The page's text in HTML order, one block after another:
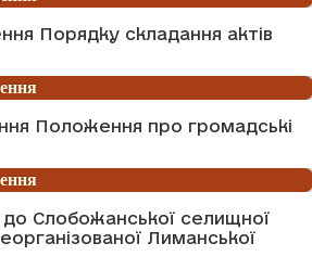
Порядку складання актів
Положення про громадські
Слобожанської селищної
Лиманської